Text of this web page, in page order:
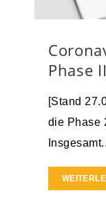
Phase
[Stand
die Phase